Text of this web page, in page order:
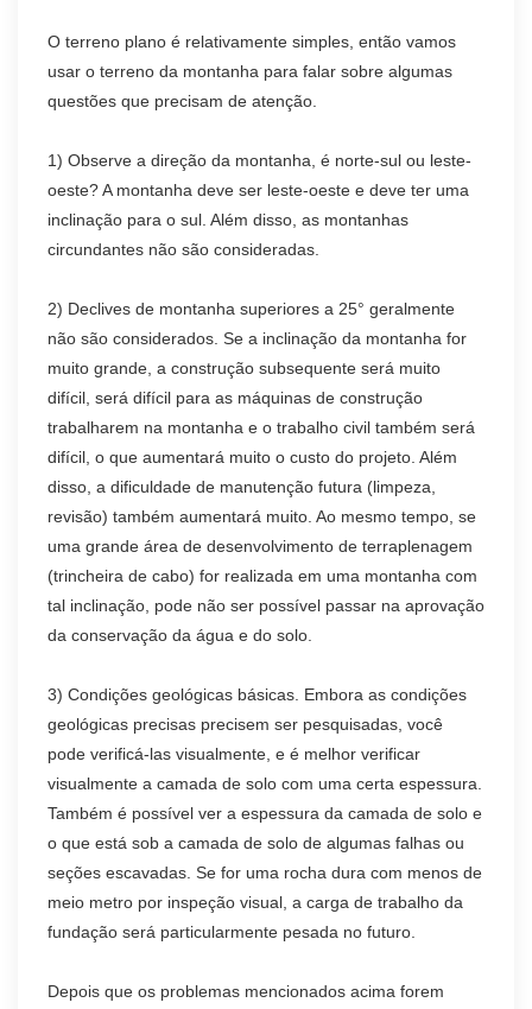
O terreno plano é relativamente simples, então vamos
usar o terreno da montanha para falar sobre algumas
questões que precisam de atenção.
1) Observe a direção da montanha, é norte-sul ou leste-
oeste? A montanha deve ser leste-oeste e deve ter uma
inclinação para o sul. Além disso, as montanhas
circundantes não são consideradas.
2) Declives de montanha superiores a 25° geralmente
não são considerados. Se a inclinação da montanha for
muito grande, a construção subsequente será muito
difícil, será difícil para as máquinas de construção
trabalharem na montanha e o trabalho civil também será
difícil, o que aumentará muito o custo do projeto. Além
disso, a dificuldade de manutenção futura (limpeza,
revisão) também aumentará muito. Ao mesmo tempo, se
uma grande área de desenvolvimento de terraplenagem
(trincheira de cabo) for realizada em uma montanha com
tal inclinação, pode não ser possível passar na aprovação
da conservação da água e do solo.
3) Condições geológicas básicas. Embora as condições
geológicas precisas precisem ser pesquisadas, você
pode verificá-las visualmente, e é melhor verificar
visualmente a camada de solo com uma certa espessura.
Também é possível ver a espessura da camada de solo e
o que está sob a camada de solo de algumas falhas ou
seções escavadas. Se for uma rocha dura com menos de
meio metro por inspeção visual, a carga de trabalho da
fundação será particularmente pesada no futuro.
Depois que os problemas mencionados acima forem